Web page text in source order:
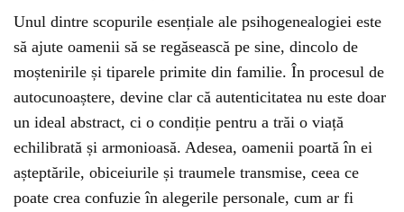
Unul dintre scopurile esențiale ale psihogenealogiei este
să ajute oamenii să se regăsească pe sine, dincolo de
moștenirile și tiparele primite din familie. În procesul de
autocunoaștere, devine clar că autenticitatea nu este doar
un ideal abstract, ci o condiție pentru a trăi o viață
echilibrată și armonioasă. Adesea, oamenii poartă în ei
așteptările, obiceiurile și traumele transmise, ceea ce
poate crea confuzie în alegerile personale, cum ar fi